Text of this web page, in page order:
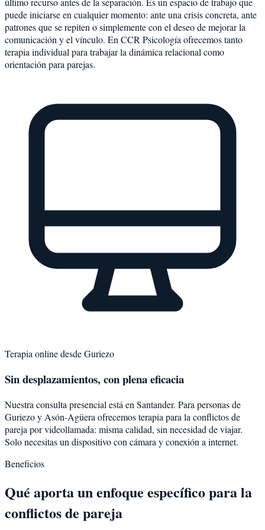
puede iniciarse en cualquier momento: ante una crisis concreta, ante
patrones que se repiten o simplemente con el deseo de mejorar la
comunicación y el vínculo. En CCR Psicología ofrecemos tanto
terapia individual para trabajar la dinámica relacional como
orientación para parejas.
Terapia online desdeGuriezo
Sin desplazamientos, con plena eficacia
Nuestra consulta presencial está en Santander. Para personas de
Guriezoy Asón-Agüera ofrecemos terapia para la conflictos de
pareja por videollamada: misma calidad, sin necesidad de viajar.
Solo necesitas un dispositivo con cámara y conexión a internet.
Beneficios
Qué aporta un enfoque específico para la
conflictos de pareja